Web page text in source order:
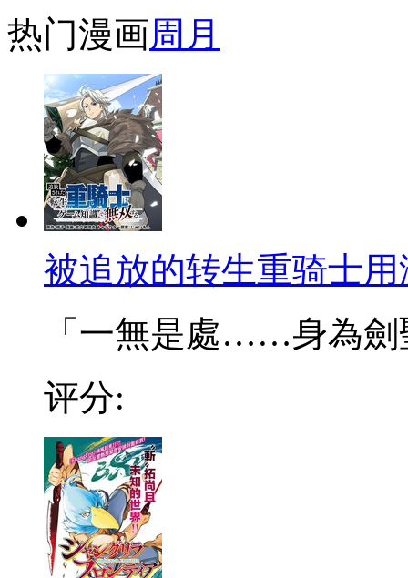
热门漫画周 月
被追放的转生重骑士
「一無是處……身為劍
评分: